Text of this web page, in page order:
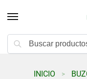
INICIO >